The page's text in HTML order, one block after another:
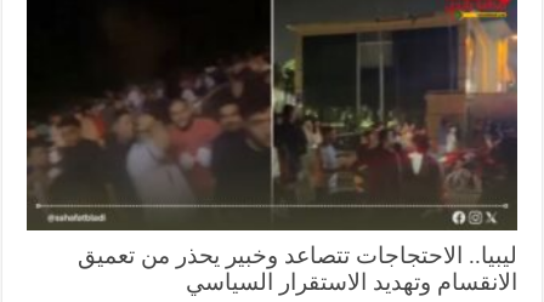
الاحتجاجات تتصاعد وخبير يحذر من تعميق
وتهديد الاستقرار السياسي